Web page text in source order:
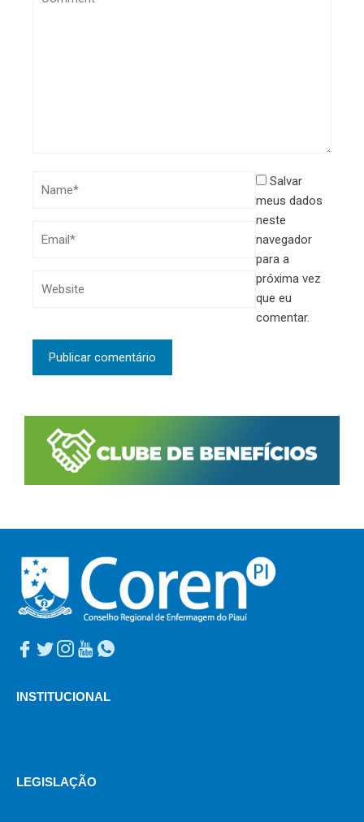
Salvar
meus dados
neste
navegador
para a
próxima vez
que eu
comentar.
INSTITUCIONAL
LEGISLAÇÃO